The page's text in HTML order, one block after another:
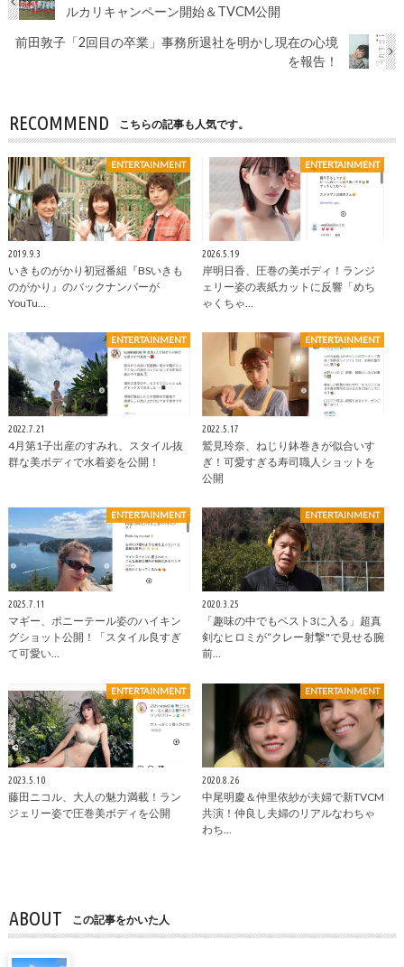
ルカリキャンペーン開始＆TVCM公開
前田敦子「2回目の卒業」事務所退社を明かし現在の心境
を報告！
RECOMMEND こちらの記事も人気です。
ENTERTAINMENT
2019.9.3
いきものがかり初冠番組『BSいきも
のがかり』のバックナンバーが
YouTu…
ENTERTAINMENT
2026.5.19
岸明日香、圧巻の美ボディ！ランジ
ェリー姿の表紙カットに反響「めち
ゃくちゃ…
ENTERTAINMENT
2022.7.21
4月第1子出産のすみれ、スタイル抜
群な美ボディで水着姿を公開！
ENTERTAINMENT
2022.5.17
鷲見玲奈、ねじり鉢巻きが似合いす
ぎ！可愛すぎる寿司職人ショットを
公開
ENTERTAINMENT
2025.7.11
マギー、ポニーテール姿のハイキン
グショット公開！「スタイル良すぎ
て可愛い…
ENTERTAINMENT
2020.3.25
「趣味の中でもベスト3に入る」超真
剣なヒロミが“クレー射撃"で見せる腕
前…
ENTERTAINMENT
2023.5.10
藤田ニコル、大人の魅力満載！ラン
ジェリー姿で圧巻美ボディを公開
ENTERTAINMENT
2020.8.26
中尾明慶＆仲里依紗が夫婦で新TVCM
共演！仲良し夫婦のリアルなわちゃ
わち…
ABOUT この記事をかいた人